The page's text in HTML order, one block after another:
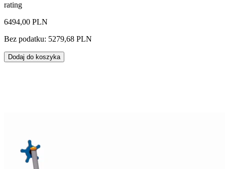
rating
6494,00 PLN
Bez podatku: 5279,68 PLN
Dodaj do koszyka